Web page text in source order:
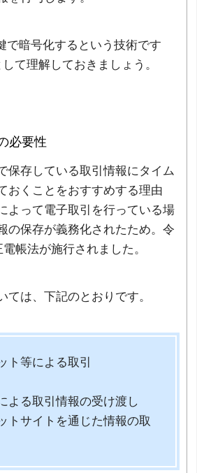
で暗号化するという技術です
て理解しておきましょう。
必要性
保存している取引情報にタイム
おくことをおすすめする理由
よって電子取引を行っている場
の保存が義務化されたため。令
帳法が施行されました。
ては、下記のとおりです。
ト等による取引
よる取引情報の受け渡し
トサイトを通じた情報の取